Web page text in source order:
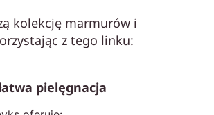
kolekcję marmurów i
z tego linku:
pielęgnacja